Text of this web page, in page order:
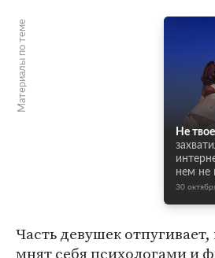
Материалы по теме
Не
нем не
30
Часть девушек
мнят себя психологами и